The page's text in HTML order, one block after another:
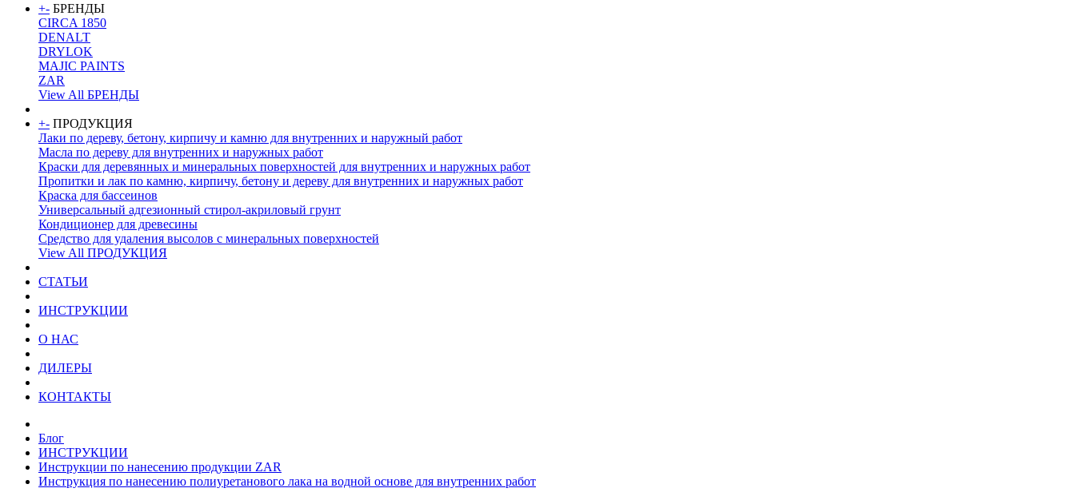
+- БРЕНДЫ
CIRCA 1850
DENALT
DRYLOK
MAJIC PAINTS
ZAR
View All БРЕНДЫ
+- ПРОДУКЦИЯ
Лаки по дереву, бетону, кирпичу и камню для внутренних и наружный работ
Масла по дереву для внутренних и наружных работ
Краски для деревянных и минеральных поверхностей для внутренних и наружных работ
Пропитки и лак по камню, кирпичу, бетону и дереву для внутренних и наружных работ
Краска для бассеинов
Универсальный адгезионный стирол-акриловый грунт
Кондиционер для древесины
Средство для удаления высолов с минеральных поверхностей
View All ПРОДУКЦИЯ
CТАТЬИ
ИНСТРУКЦИИ
О НАС
ДИЛЕРЫ
КОНТАКТЫ
Блог
ИНСТРУКЦИИ
Инструкции по нанесению продукции ZAR
Инструкция по нанесению полиуретанового лака на водной основе для внутренних работ